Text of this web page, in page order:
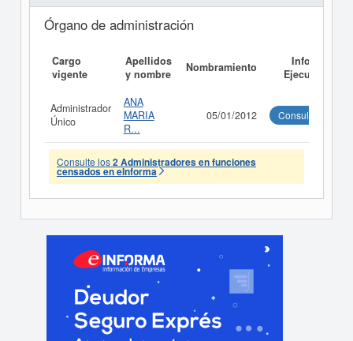
Órgano de administración
Cargo
vigente
Apellidos
y nombre
Nombramiento
Informe
Ejecutivo
Administrador
Único
ANA
MARIA
R...
05/01/2012 Consultar
Consulte los2 Administradores en funciones
censados en eInforma